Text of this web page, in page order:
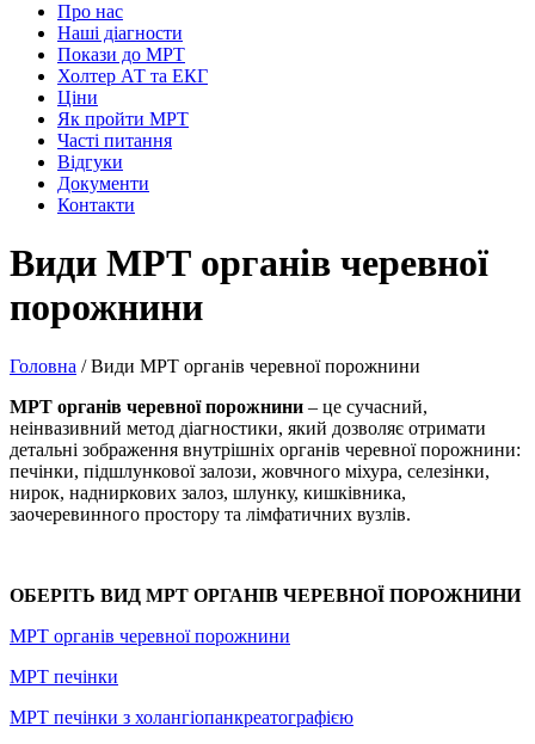
Про нас
Наші діагности
Покази до МРТ
Холтер АТ та ЕКГ
Ціни
Як пройти МРТ
Часті питання
Відгуки
Документи
Контакти
Види МРТ органів черевної
порожнини
Головна /Види МРТ органів черевної порожнини
МРТ органів черевної порожнини – це сучасний,
неінвазивний метод діагностики, який дозволяє отримати
детальні зображення внутрішніх органів черевної порожнини:
печінки, підшлункової залози, жовчного міхура, селезінки,
нирок, надниркових залоз, шлунку, кишківника,
заочеревинного простору та лімфатичних вузлів.
ОБЕРІТЬ ВИД МРТ ОРГАНІВ ЧЕРЕВНОЇ ПОРОЖНИНИ
МРТ органів черевної порожнини
МРТ печінки
МРТ печінки з холангіопанкреатографією